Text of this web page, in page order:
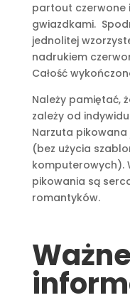
partout czerwone
gwiazdkami.
jednolitej
nadrukiem
Całość
Należy pamiętać,
zależy od
Narzuta
(bez użycia
komputerowych).
pikowania są
romantyków.
Ważne